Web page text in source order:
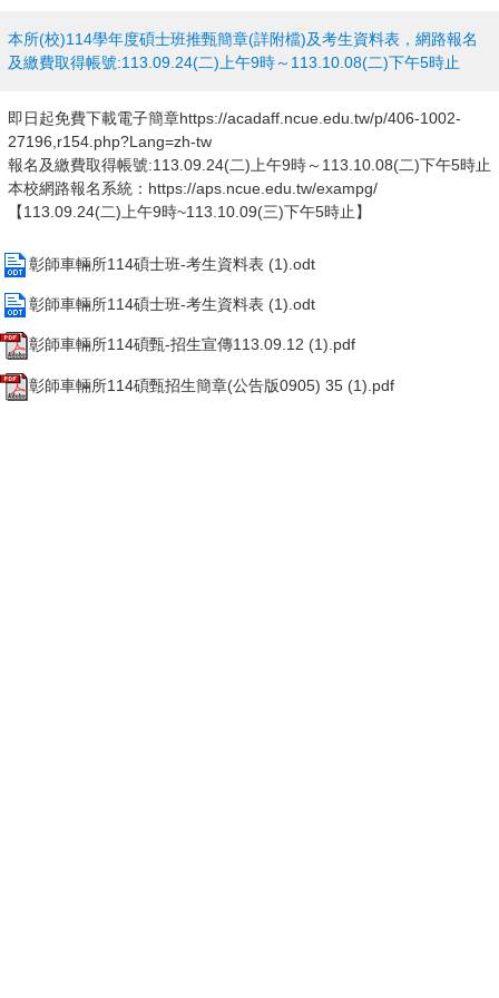
本所(校)114學年度碩士班推甄簡章(詳附檔)及考生資料表，網路報名
及繳費取得帳號:113.09.24(二)上午9時～113.10.08(二)下午5時止
即日起免費下載電子簡章https://acadaff.ncue.edu.tw/p/406-1002-
27196,r154.php?Lang=zh-tw
報名及繳費取得帳號:113.09.24(二)上午9時～113.10.08(二)下午5時止
本校網路報名系統：https://aps.ncue.edu.tw/exampg/
【113.09.24(二)上午9時~113.10.09(三)下午5時止】
彰師車輛所114碩士班-考生資料表 (1).odt
彰師車輛所114碩士班-考生資料表 (1).odt
彰師車輛所114碩甄-招生宣傳113.09.12 (1).pdf
彰師車輛所114碩甄招生簡章(公告版0905) 35 (1).pdf